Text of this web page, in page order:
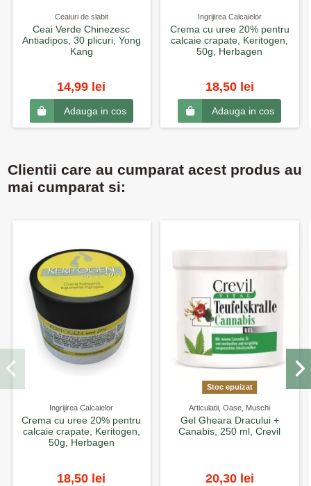
Ceaiuri de slabit
Ceai Verde Chinezesc
Antiadipos, 30 plicuri, Yong
Kang
14,99 lei
Adauga in cos
Ingrijirea Calcaielor
Crema cu uree 20% pentru
calcaie crapate, Keritogen,
50g, Herbagen
18,50 lei
Adauga in cos
Clientii care au cumparat acest produs au
mai cumparat si:
Ingrijirea Calcaielor
Crema cu uree 20% pentru
calcaie crapate, Keritogen,
50g, Herbagen
18,50 lei
Stoc epuizat
Articulatii, Oase, Muschi
Gel Gheara Dracului +
Canabis, 250 ml, Crevil
20,30 lei